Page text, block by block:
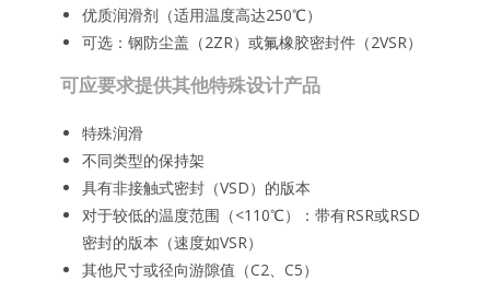
优质润滑剂（适用温度高达250℃）
可选：钢防尘盖（2ZR）或氟橡胶密封件（2VSR）
可应要求提供其他特殊设计产品
特殊润滑
不同类型的保持架
具有非接触式密封（VSD）的版本
对于较低的温度范围（<110℃）：带有RSR或RSD
密封的版本（速度如VSR）
其他尺寸或径向游隙值（C2、C5）